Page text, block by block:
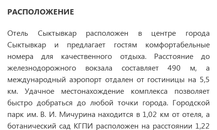
РАСПОЛОЖЕНИЕ
Отель Сыктывкар расположен в центре города
Сыктывкар и предлагает гостям комфортабельные
номера для качественного отдыха. Расстояние до
железнодорожного вокзала составляет 490 м, а
международный аэропорт отдален от гостиницы на 5,5
км. Удачное местонахождение комплекса позволяет
быстро добраться до любой точки города. Городской
парк им. В. И. Мичурина находится в 1,02 км от отеля, а
ботанический сад КГПИ расположен на расстоянии 1,22